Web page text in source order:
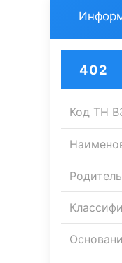
402
Код ТН